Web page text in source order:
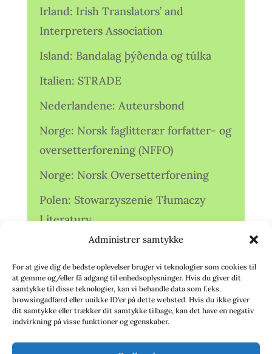
Administrer samtykke
For at give dig de bedste oplevelser bruger vi teknologier som cookies til
at gemme og/eller få adgang til enhedsoplysninger. Hvis du giver dit
samtykke til disse teknologier, kan vi behandle data som f.eks.
browsingadfærd eller unikke ID'er på dette websted. Hvis du ikke giver
dit samtykke eller trækker dit samtykke tilbage, kan det have en negativ
indvirkning på visse funktioner og egenskaber.
Irland: Irish Translators’ and
Interpreters Association
Island: Bandalag þýðenda og túlka
Italien: STRADE
Nederlandene: Auteursbond
Norge: Norsk faglitterær forfatter- og
oversetterforening (NFFO)
Norge: Norsk Oversetterforening
Polen: Stowarzyszenie Tłumaczy
Literatury
Storbritannien: Translators
Association (TA)
Sverige: Översättarsektionen (Ö.)
Sverige: Översättarcentrum (ÖC)